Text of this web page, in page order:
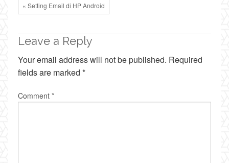
« Setting Email di HP Android
Leave a Reply
Your email address will not be published. Required
fields are marked *
Comment *